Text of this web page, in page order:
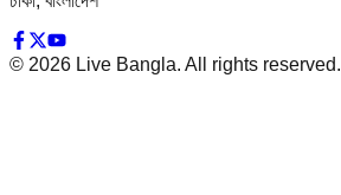
© 2026 Live Bangla. All rights reserved.